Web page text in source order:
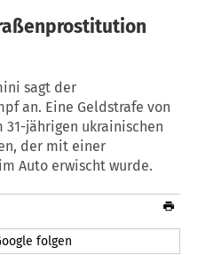
sagt der
an. Eine Geldstrafe von
31-jährigen ukrainischen
der mit einer
Auto erwischt wurde.
folgen